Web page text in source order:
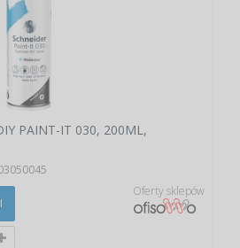
PAINT-IT 030, 200ML,
Oferty sklepów